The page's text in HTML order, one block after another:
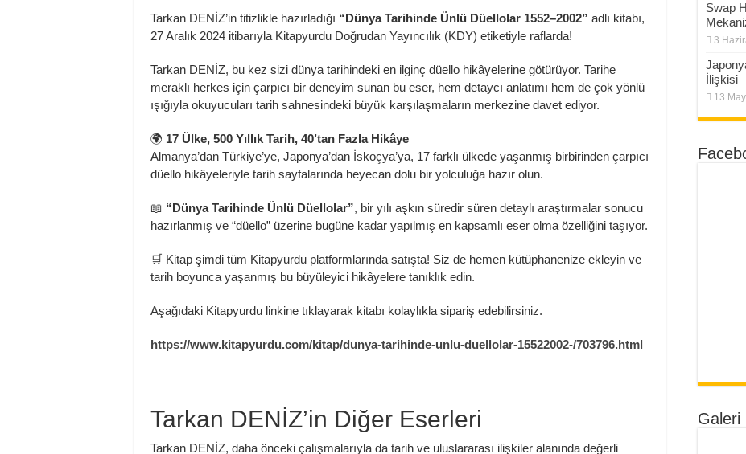
Tarkan DENİZ’in titizlikle hazırladığı “Dünya Tarihinde Ünlü Düellolar 1552–2002” adlı kitabı,
27 Aralık 2024 itibarıyla Kitapyurdu Doğrudan Yayıncılık (KDY) etiketiyle raflarda!
Tarkan DENİZ, bu kez sizi dünya tarihindeki en ilginç düello hikâyelerine götürüyor. Tarihe
meraklı herkes için çarpıcı bir deneyim sunan bu eser, hem detaycı anlatımı hem de çok yönlü
ışığıyla okuyucuları tarih sahnesindeki büyük karşılaşmaların merkezine davet ediyor.
🌍 17 Ülke, 500 Yıllık Tarih, 40’tan Fazla Hikâye
Almanya’dan Türkiye’ye, Japonya’dan İskoçya’ya, 17 farklı ülkede yaşanmış birbirinden çarpıcı
düello hikâyeleriyle tarih sayfalarında heyecan dolu bir yolculuğa hazır olun.
📖 “Dünya Tarihinde Ünlü Düellolar”, bir yılı aşkın süredir süren detaylı araştırmalar sonucu
hazırlanmış ve “düello” üzerine bugüne kadar yapılmış en kapsamlı eser olma özelliğini taşıyor.
🛒 Kitap şimdi tüm Kitapyurdu platformlarında satışta! Siz de hemen kütüphanenize ekleyin ve
tarih boyunca yaşanmış bu büyüleyici hikâyelere tanıklık edin.
Aşağıdaki Kitapyurdu linkine tıklayarak kitabı kolaylıkla sipariş edebilirsiniz.
https://www.kitapyurdu.com/kitap/dunya-tarihinde-unlu-duellolar-15522002-/703796.html
Tarkan DENİZ’in Diğer Eserleri
Tarkan DENİZ, daha önceki çalışmalarıyla da tarih ve uluslararası ilişkiler alanında değerli
Swap
3
İlişkisi
13
Galeri